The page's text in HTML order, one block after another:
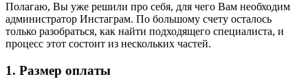
Полагаю, Вы уже решили про себя, для чего Вам необходим
администратор Инстаграм. По большому счету осталось
только разобраться, как найти подходящего специалиста, и
процесс этот состоит из нескольких частей.
1. Размер оплаты